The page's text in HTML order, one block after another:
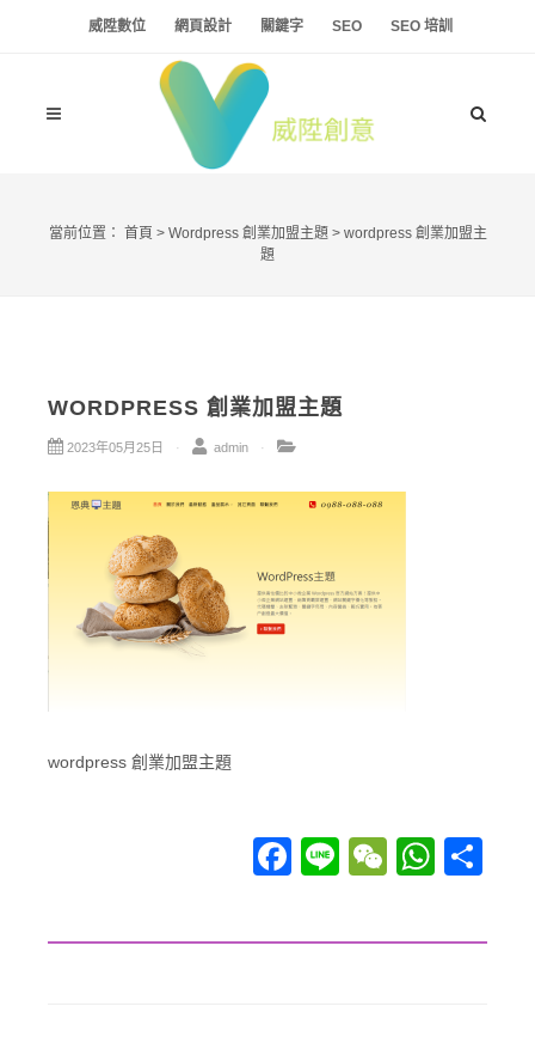
威陞數位 網頁設計 關鍵字 SEO SEO 培訓
當前位置： 首頁 > Wordpress 創業加盟主題 > wordpress 創業加盟主
題
WORDPRESS 創業加盟主題
2023年05月25日 admin
wordpress 創業加盟主題
FacebookLine WeChat WhatsApp